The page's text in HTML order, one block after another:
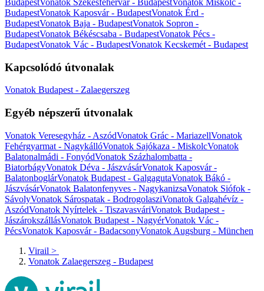
BudapestVonatok Kaposvár - BudapestVonatok Érd -
BudapestVonatok Baja - BudapestVonatok Sopron -
BudapestVonatok Békéscsaba - BudapestVonatok Pécs -
BudapestVonatok Vác - BudapestVonatok Kecskemét - Budapest
Kapcsolódó útvonalak
Vonatok Budapest - Zalaegerszeg
Egyéb népszerű útvonalak
Vonatok Veresegyház - AszódVonatok Grác - MariazellVonatok
Fehérgyarmat - NagykállóVonatok Sajókaza - MiskolcVonatok
Balatonalmádi - FonyódVonatok Százhalombatta -
BiatorbágyVonatok Déva - JászvásárVonatok Kaposvár -
BalatonboglárVonatok Budapest - GalgagutaVonatok Bákó -
JászvásárVonatok Balatonfenyves - NagykanizsaVonatok Siófok -
SávolyVonatok Sárospatak - BodrogolasziVonatok Galgahévíz -
AszódVonatok Nyírtelek - TiszavasváriVonatok Budapest -
JászárokszállásVonatok Budapest - NagyérVonatok Vác -
PécsVonatok Kaposvár - BadacsonyVonatok Augsburg - München
Virail >
Vonatok Zalaegerszeg - Budapest